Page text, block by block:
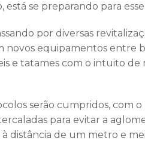
está se preparando para
por diversas
novos equipamentos entre
e tatames com o intuito
serão cumpridos, com
para evitar a
distância de um metro e